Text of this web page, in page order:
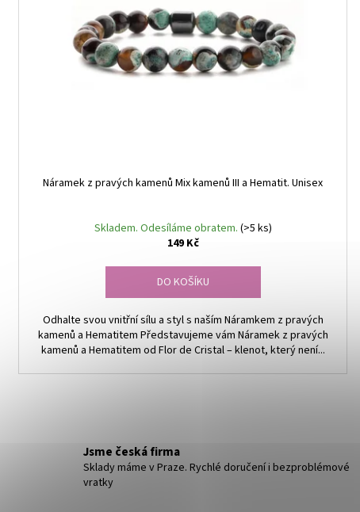
Náramek z pravých kamenů Mix kamenů III a Hematit. Unisex
Skladem. Odesíláme obratem. (>5 ks)
149 Kč
DO KOŠÍKU
Odhalte svou vnitřní sílu a styl s naším Náramkem z pravých
kamenů a Hematitem Představujeme vám Náramek z pravých
kamenů a Hematitem od Flor de Cristal – klenot, který není...
Jsme česká firma
Sklady máme v Praze. Rychlé doručení i bezproblémové
vratky